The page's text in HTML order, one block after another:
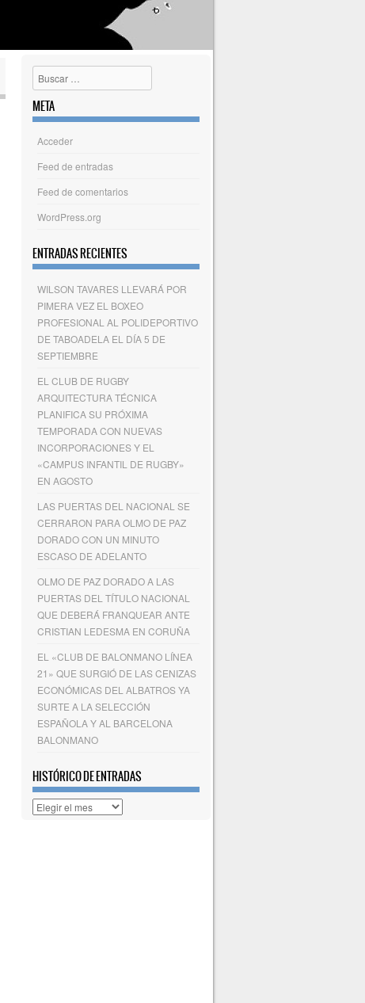
Buscar
META
Acceder
Feed de entradas
Feed de comentarios
WordPress.org
ENTRADAS RECIENTES
WILSON TAVARES LLEVARÁ POR
PIMERA VEZ EL BOXEO
PROFESIONAL AL POLIDEPORTIVO
DE TABOADELA EL DÍA 5 DE
SEPTIEMBRE
EL CLUB DE RUGBY
ARQUITECTURA TÉCNICA
PLANIFICA SU PRÓXIMA
TEMPORADA CON NUEVAS
INCORPORACIONES Y EL
«CAMPUS INFANTIL DE RUGBY»
EN AGOSTO
LAS PUERTAS DEL NACIONAL SE
CERRARON PARA OLMO DE PAZ
DORADO CON UN MINUTO
ESCASO DE ADELANTO
OLMO DE PAZ DORADO A LAS
PUERTAS DEL TÍTULO NACIONAL
QUE DEBERÁ FRANQUEAR ANTE
CRISTIAN LEDESMA EN CORUÑA
EL «CLUB DE BALONMANO LÍNEA
21» QUE SURGIÓ DE LAS CENIZAS
ECONÓMICAS DEL ALBATROS YA
SURTE A LA SELECCIÓN
ESPAÑOLA Y AL BARCELONA
BALONMANO
HISTÓRICO DE ENTRADAS
Histórico